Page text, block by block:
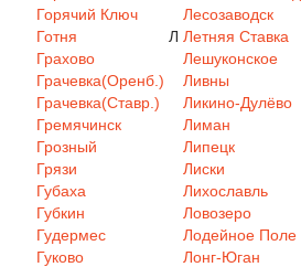
Горячий Ключ
Готня
Грахово
Грачевка(Оренб.)
Грачевка(Ставр.)
Гремячинск
Грозный
Грязи
Губаха
Губкин
Гудермес
Гуково
Л
Лесозаводск
Летняя Ставка
Лешуконское
Ливны
Ликино-Дулёво
Лиман
Липецк
Лиски
Лихославль
Ловозеро
Лодейное Поле
Лонг-Юган